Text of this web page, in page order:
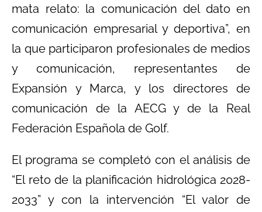
mata relato: la comunicación del dato en
comunicación empresarial y deportiva”, en
la que participaron profesionales de medios
y comunicación, representantes de
Expansión y Marca, y los directores de
comunicación de la AECG y de la Real
Federación Española de Golf.
El programa se completó con el análisis de
“El reto de la planificación hidrológica 2028-
2033” y con la intervención “El valor de